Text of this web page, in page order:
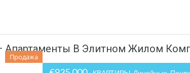
Апартаменты В Элитном Жилом
Продажа